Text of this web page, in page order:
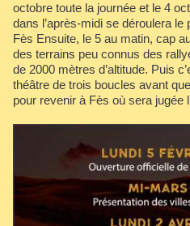
octobre toute la journée et le 4
dans l’après-midi se déroulera
Fès Ensuite, le 5 au matin, cap
des terrains peu connus des
de 2000 mètres d’altitude. Puis
théâtre de trois boucles avant
pour revenir à Fès où sera jugée